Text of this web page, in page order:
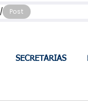
/ Post
SECRETARIAS